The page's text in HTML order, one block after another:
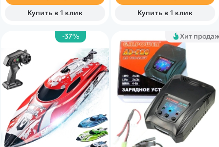
Купить в 1 клик
Купить в 1 клик
-37% Хит